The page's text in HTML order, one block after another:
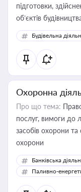
підготовки,
об’єктів
Будівельна
Охоронна
Про що тема:
послуг, вимоги до
засобів охорони та
охорони
Банківська
Паливно-